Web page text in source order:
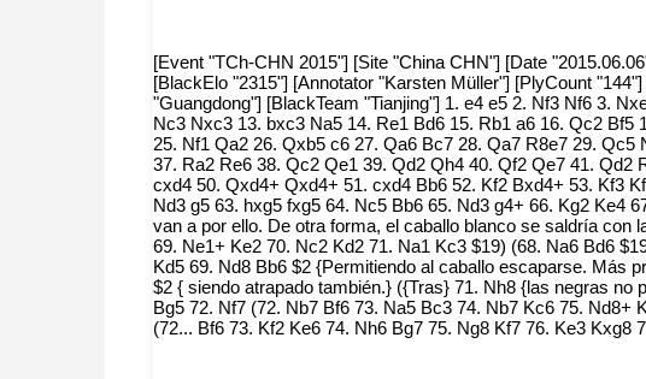
[Event "TCh-CHN 2015"] [Site "China CHN"] [Date
[BlackElo "2315"] [Annotator "Karsten Müller"] [PlyCount
"Guangdong"] [BlackTeam "Tianjing"] 1. e4 e5 2. Nf3 Nf6 3.
Nc3 Nxc3 13. bxc3 Na5 14. Re1 Bd6 15. Rb1 a6 16. Qc2
25. Nf1 Qa2 26. Qxb5 c6 27. Qa6 Bc7 28. Qa7 R8e7 29.
37. Ra2 Re6 38. Qc2 Qe1 39. Qd2 Qh4 40. Qf2 Qe7 41.
cxd4 50. Qxd4+ Qxd4+ 51. cxd4 Bb6 52. Kf2 Bxd4+ 53. Kf3
Nd3 g5 63. hxg5 fxg5 64. Nc5 Bb6 65. Nd3 g4+ 66. Kg2 Ke4
van a por ello. De otra forma, el caballo blanco se saldría
69. Ne1+ Ke2 70. Nc2 Kd2 71. Na1 Kc3 $19) (68. Na6 Bd6
Kd5 69. Nd8 Bb6 $2 {Permitiendo al caballo escaparse. Más
$2 { siendo atrapado también.} ({Tras} 71. Nh8 {las negras no
Bg5 72. Nf7 (72. Nb7 Bf6 73. Na5 Bc3 74. Nb7 Kc6 75. Nd8+
(72... Bf6 73. Kf2 Ke6 74. Nh6 Bg7 75. Ng8 Kf7 76. Ke3 Kxg8